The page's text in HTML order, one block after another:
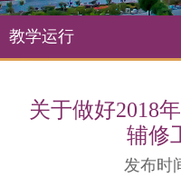
教学运行
关于做好2018
辅修
发布时